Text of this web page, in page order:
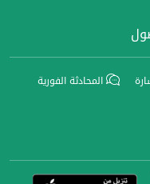
المحادثة الفورية